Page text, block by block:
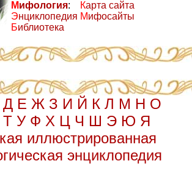
Мифология:
Энциклопедия
Библиотека
Карта сайта
Мифосайты
Д Е Ж З И Й К Л М Н О
Т У Ф Х Ц Ч Ш Э Ю Я
иллюстрированная
энциклопедия